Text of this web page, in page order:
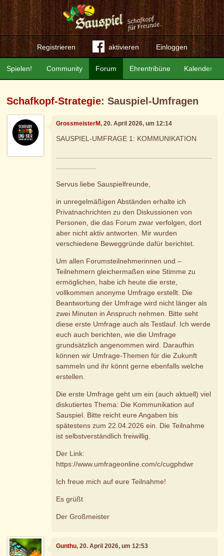
Registrieren aktivieren Einloggen
Community Forum Ehrentribüne Kalender
Spielen!
Schafkopf-Strategie: Sauspiel-Umfragen
GrossmeisterM, 20. April 2026, um 12:14
SAUSPIEL-UMFRAGE 1: KOMMUNIKATION
Servus liebe Sauspielfreunde,
in unregelmäßigen Abständen erhalte ich
Privatnachrichten zu den Diskussionen von
Personen, die das Forum zwar verfolgen, dort
aber nicht aktiv antworten. Mir wurden
verschiedene Beweggründe dafür berichtet.
Um allen Forumsteilnehmerinnen und –
Teilnehmern gleichermaßen eine Stimme zu
ermöglichen, habe ich heute die erste,
vollkommen anonyme Umfrage erstellt. Die
Beantwortung der Umfrage wird nicht länger als
zwei Minuten in Anspruch nehmen. Bitte seht
diese erste Umfrage auch als Testlauf. Ich werde
euch auch berichten, wie die Umfrage
grundsätzlich angenommen wird. Daraufhin
können wir Umfrage-Themen für die Zukunft
sammeln und ihr könnt gerne ebenfalls welche
erstellen.
Die erste Umfrage geht um ein (auch aktuell) viel
diskutiertes Thema: Die Kommunikation auf
Sauspiel. Bitte reicht eure Angaben bis
spätestens zum 22.04.2026 ein. Die Teilnahme
ist selbstverständlich freiwillig.
Der Link:
https://www.umfrageonline.com/c/cugphdwr
Ich freue mich auf eure Teilnahme!
Es grüßt
Der Großmeister
Gunthu, 20. April 2026, um 12:53